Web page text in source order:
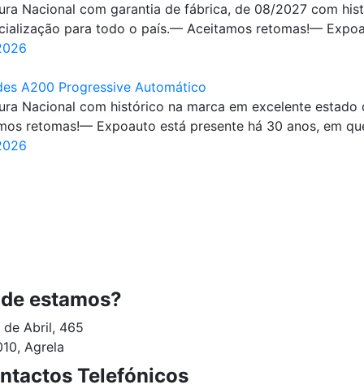
Nacional com garantia de fábrica, de 08/2027 com
para todo o país.— Aceitamos retomas!—
A200 Progressive Automático
Nacional com histórico na marca em excelente
retomas!— Expoauto está presente há 30 anos, em
estamos?
de Abril, 465
Agrela
Telefónicos